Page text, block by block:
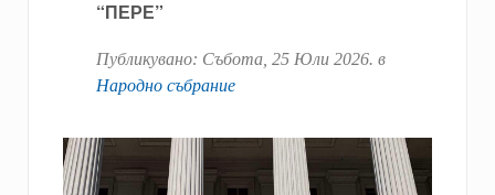
“ПЕРЕ”
Публикувано: Събота, 25 Юли 2026. в
Народно събрание